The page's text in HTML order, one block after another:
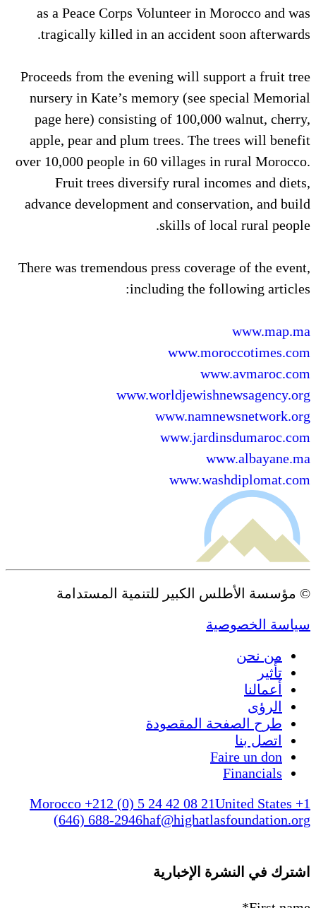
as a Peace Corps Volunteer in Morocco and was
tragically killed in an accident soon afterwards.
Proceeds from the evening will support a fruit tree
nursery in Kate’s memory (see special Memorial
page here) consisting of 100,000 walnut, cherry,
apple, pear and plum trees. The trees will benefit
over 10,000 people in 60 villages in rural Morocco.
Fruit trees diversify rural incomes and diets,
advance development and conservation, and build
skills of local rural people.
There was tremendous press coverage of the event,
including the following articles:
www.map.ma
www.moroccotimes.com
www.avmaroc.com
www.worldjewishnewsagency.org
www.namnewsnetwork.org
www.jardinsdumaroc.com
www.albayane.ma
www.washdiplomat.com
© مؤسسة الأطلس الكبير للتنمية المستدامة
سياسة الخصوصية
من نحن
تأثير
أعمالنا
الرؤى
طرح الصفحة المقصودة
اتصل بنا
Faire un don
Financials
Morocco +212 (0) 5 24 42 08 21United States +1
(646) 688-2946haf@highatlasfoundation.org
اشترك في النشرة الإخبارية